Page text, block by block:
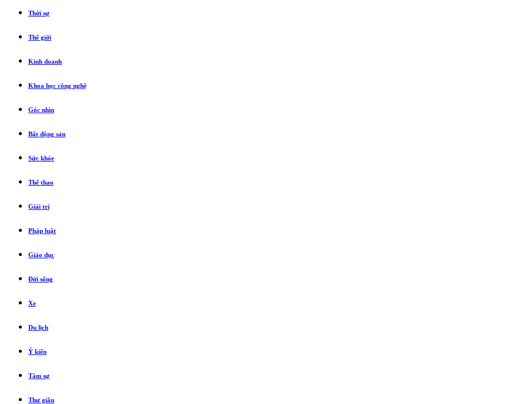
Thời sự
Thế giới
Kinh doanh
Khoa học công nghệ
Góc nhìn
Bất động sản
Sức khỏe
Thể thao
Giải trí
Pháp luật
Giáo dục
Đời sống
Xe
Du lịch
Ý kiến
Tâm sự
Thư giãn